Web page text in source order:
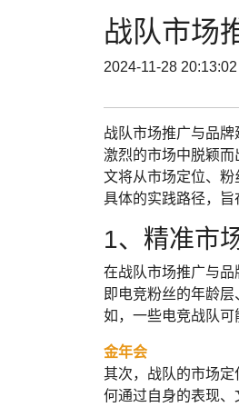
战队市场
2024-11-28 20:13:02
战队市场推广与品
激烈的市场中脱颖
文将从市场定位、
具体的实践路径，旨
1、精准市
在战队市场推广与品
即电竞粉丝的年龄
如，一些电竞战队可
金年会
其次，战队的市场
何通过自身的表现、